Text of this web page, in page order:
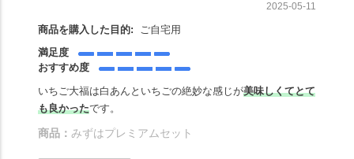
2025-05-11
商品を購入した目的:
ご自宅用
満足度
おすすめ度
いちご大福は白あんといちごの絶妙な感じが美味しくてとて
も良かったです。
商品： みずはプレミアムセット